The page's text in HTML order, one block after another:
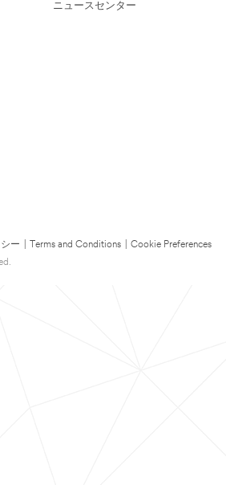
ニュースセンター
ー Terms and Conditions
Cookie Preferences